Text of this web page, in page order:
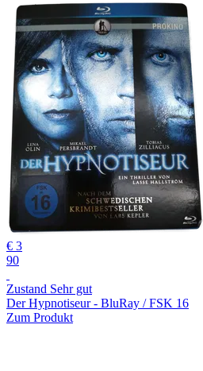
€ 3
90
Zustand Sehr gut
Der Hypnotiseur - BluRay / FSK 16
Zum Produkt